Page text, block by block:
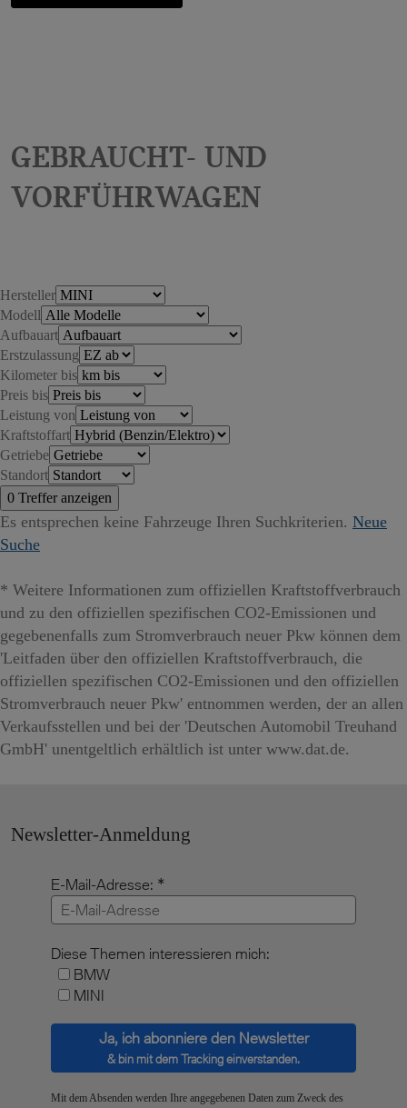
Gebraucht- und
Vorführwagen
Hersteller
Modell
Aufbauart
Erstzulassung
Kilometer bis
Preis bis
Leistung von
Kraftstoffart
Getriebe
Standort
Es entsprechen keine Fahrzeuge Ihren Suchkriterien. Neue
Suche
* Weitere Informationen zum offiziellen Kraftstoffverbrauch
und zu den offiziellen spezifischen CO2-Emissionen und
gegebenenfalls zum Stromverbrauch neuer Pkw können dem
'Leitfaden über den offiziellen Kraftstoffverbrauch, die
offiziellen spezifischen CO2-Emissionen und den offiziellen
Stromverbrauch neuer Pkw' entnommen werden, der an allen
Verkaufsstellen und bei der 'Deutschen Automobil Treuhand
GmbH' unentgeltlich erhältlich ist unter www.dat.de.
Newsletter-Anmeldung
E-Mail-Adresse:
Diese Themen interessieren mich:
BMW
MINI
Ja, ich abonniere den Newsletter
& bin mit dem Tracking einverstanden.
Mit dem Absenden werden Ihre angegebenen Daten zum Zweck des